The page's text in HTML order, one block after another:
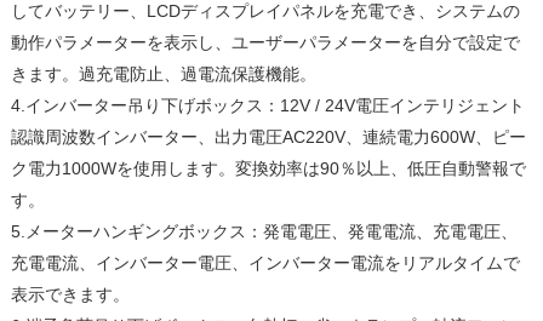
してバッテリー、LCDディスプレイパネルを充電でき、システムの
動作パラメーターを表示し、ユーザーパラメーターを自分で設定で
きます。過充電防止、過電流保護機能。
4.インバーター吊り下げボックス：12V / 24V電圧インテリジェント
認識周波数インバーター、出力電圧AC220V、連続電力600W、ピー
ク電力1000Wを使用します。変換効率は90％以上、低圧自動警報で
す。
5.メーターハンギングボックス：発電電圧、発電電流、充電電圧、
充電電流、インバーター電圧、インバーター電流をリアルタイムで
表示できます。